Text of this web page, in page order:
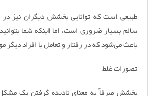
طبیعی است که توانایی بخشش دیگران نیز در
سالم بسیار ضروری است، اما اینکه شما
باعث می‌شود که در رفتار و تعامل با افراد دیگر
تصورات غلط
بخشش صرفاً به معنای نادیده گرفتن یک